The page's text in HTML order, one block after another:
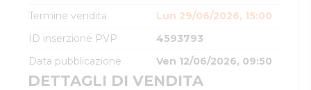
Termine vendita
Lun 29/06/2026, 15:00
ID inserzione PVP
4593793
Data pubblicazione
Ven 12/06/2026, 09:50
DETTAGLI DI VENDITA